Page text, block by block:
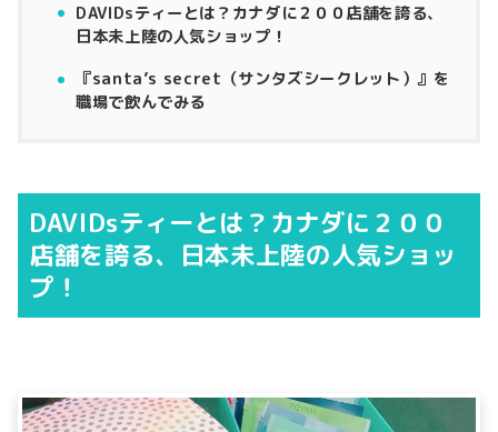
DAVIDsティーとは？カナダに２００店舗を誇る、
日本未上陸の人気ショップ！
『santa’s secret（サンタズシークレット）』を
職場で飲んでみる
DAVIDsティーとは？カナダに２００
店舗を誇る、日本未上陸の人気ショッ
プ！